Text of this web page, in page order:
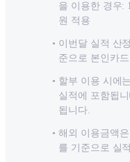
을 이용한 경우:
원 적용
이번달 실적 산
준으로 본인카
할부 이용 시에
실적에 포함됩
됩니다.
해외 이용금액
를 기준으로 실